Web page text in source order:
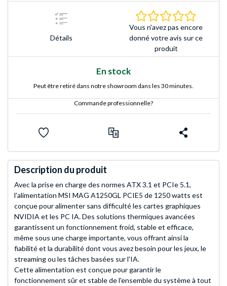
Détails
Vous n'avez pas encore
donné votre avis sur ce
produit
En stock
Peut être retiré dans notre showroom dans les 30 minutes.
Commande professionnelle?
Description du produit
Avec la prise en charge des normes ATX 3.1 et PCIe 5.1,
l'alimentation MSI MAG A1250GL PCIE5 de 1250 watts est
conçue pour alimenter sans difficulté les cartes graphiques
NVIDIA et les PC IA. Des solutions thermiques avancées
garantissent un fonctionnement froid, stable et efficace,
même sous une charge importante, vous offrant ainsi la
fiabilité et la durabilité dont vous avez besoin pour les jeux, le
streaming ou les tâches basées sur l'IA.
Cette alimentation est conçue pour garantir le
fonctionnement sûr et stable de l'ensemble du système à tout